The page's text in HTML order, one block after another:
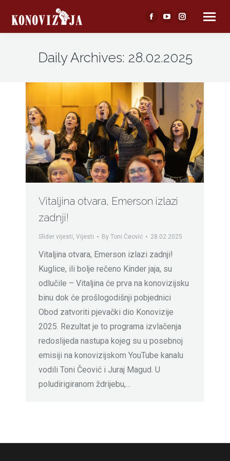
Facebook
page
in
YouTube
page
in
Instagram
page
in
Daily Archives: 28.02.2025
Vitaljina otvara, Emerson izlazi
zadnji!
Slider vijesti, Vijesti By Toni Čeović 28.02.2025
Vitaljina otvara, Emerson izlazi zadnji!
Kuglice, ili bolje rečeno Kinder jaja, su
odlučile – Vitaljina će prva na konovizijsku
binu dok će prošlogodišnji pobjednici
Obod zatvoriti pjevački dio Konovizije
2025. Rezultat je to programa izvlačenja
redoslijeda nastupa kojeg su u posebnoj
emisiji na konovizijskom YouTube kanalu
vodili Toni Čeović i Juraj Magud. U
poludirigiranom ždrijebu,…